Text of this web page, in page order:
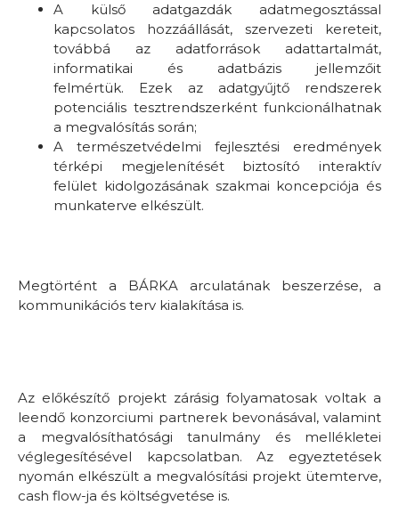
A külső adatgazdák adatmegosztással
kapcsolatos hozzáállását, szervezeti kereteit,
továbbá az adatforrások adattartalmát,
informatikai és adatbázis jellemzőit
felmértük. Ezek az adatgyűjtő rendszerek
potenciális tesztrendszerként funkcionálhatnak
a megvalósítás során;
A természetvédelmi fejlesztési eredmények
térképi megjelenítését biztosító interaktív
felület kidolgozásának szakmai koncepciója és
munkaterve elkészült.
Megtörtént a BÁRKA arculatának beszerzése, a
kommunikációs terv kialakítása is.
Az előkészítő projekt zárásig folyamatosak voltak a
leendő konzorciumi partnerek bevonásával, valamint
a megvalósíthatósági tanulmány és mellékletei
véglegesítésével kapcsolatban. Az egyeztetések
nyomán elkészült a megvalósítási projekt ütemterve,
cash flow-ja és költségvetése is.